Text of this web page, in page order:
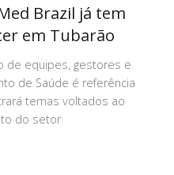
Brazil já tem
em Tubarão
de equipes, gestores e
de Saúde é referência
temas voltados ao
do setor